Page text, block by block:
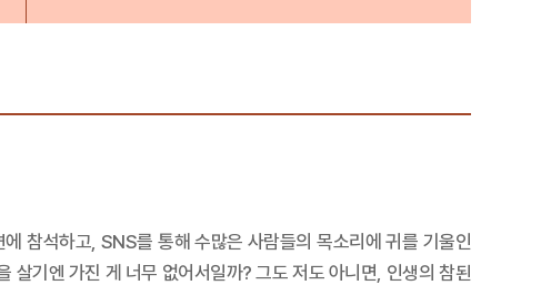
참석하고, SNS를 통해 수많은 사람들의 목소리에 귀를 기울인
살기엔 가진 게 너무 없어서일까? 그도 저도 아니면, 인생의 참된